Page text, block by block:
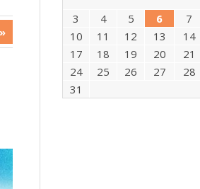
3
4 5 6 7
10
11 12 13 14
17
18 19 20 21
24
25 26 27 28
31